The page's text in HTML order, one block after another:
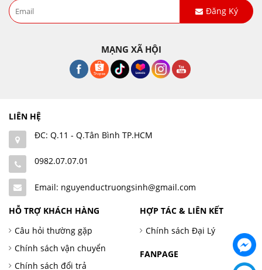
Đăng Ký
MẠNG XÃ HỘI
LIÊN HỆ
ĐC: Q.11 - Q.Tân Bình TP.HCM
0982.07.07.01
Email: nguyenductruongsinh@gmail.com
HỖ TRỢ KHÁCH HÀNG
Câu hỏi thường gặp
Chính sách vận chuyển
Chính sách đổi trả
HỢP TÁC & LIÊN KẾT
Chính sách Đại Lý
FANPAGE